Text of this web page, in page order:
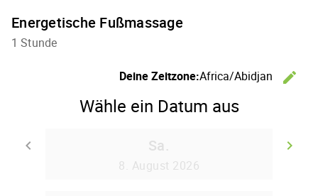
Energetische Fußmassage
1 Stunde
Deine Zeitzone:Africa/Abidjan edit
Wähle ein Datum aus
keyboard_arrow_left keyboard_arrow_right
Sa.
8. August 2026